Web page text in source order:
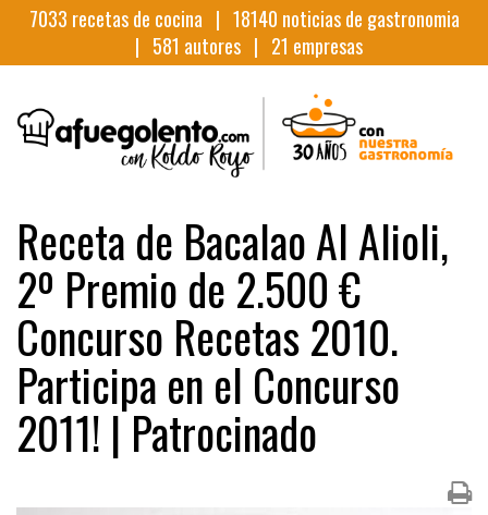
7033 recetas de cocina | 18140 noticias de gastronomia
| 581 autores | 21 empresas
Receta de Bacalao Al Alioli,
2º Premio de 2.500 €
Concurso Recetas 2010.
Participa en el Concurso
2011! | Patrocinado